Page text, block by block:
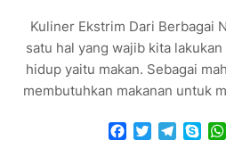
Kuliner Ekstrim Dari Berbagai
satu hal yang wajib kita
hidup yaitu makan. Sebagai
membutuhkan makanan untuk
Facebook
Twitter